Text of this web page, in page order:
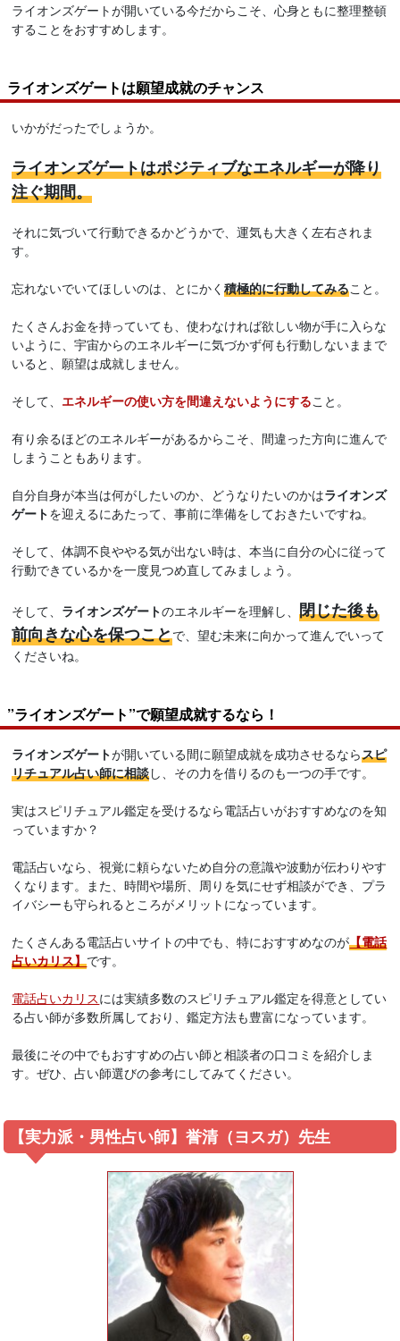
ライオンズゲートが開いている今だからこそ、心身ともに整理整頓
することをおすすめします。
ライオンズゲートは願望成就のチャンス
いかがだったでしょうか。
ライオンズゲートはポジティブなエネルギーが降り
注ぐ期間。
それに気づいて行動できるかどうかで、運気も大きく左右されま
す。
忘れないでいてほしいのは、とにかく積極的に行動してみること。
たくさんお金を持っていても、使わなければ欲しい物が手に入らな
いように、宇宙からのエネルギーに気づかず何も行動しないままで
いると、願望は成就しません。
そして、 エネルギーの使い方を間違えないようにすること。
有り余るほどのエネルギーがあるからこそ、間違った方向に進んで
しまうこともあります。
自分自身が本当は何がしたいのか、どうなりたいのかはライオンズ
ゲートを迎えるにあたって、事前に準備をしておきたいですね。
そして、体調不良ややる気が出ない時は、本当に自分の心に従って
行動できているかを一度見つめ直してみましょう。
そして、 ライオンズゲートのエネルギーを理解し、閉じた後も
前向きな心を保つことで、望む未来に向かって進んでいって
くださいね。
”ライオンズゲート”で願望成就するなら！
ライオンズゲートが開いている間に願望成就を成功させるならスピ
リチュアル占い師に相談し、その力を借りるのも一つの手です。
実はスピリチュアル鑑定を受けるなら電話占いがおすすめなのを知
っていますか？
電話占いなら、視覚に頼らないため自分の意識や波動が伝わりやす
くなります。また、時間や場所、周りを気にせず相談ができ、プラ
イバシーも守られるところがメリットになっています。
たくさんある電話占いサイトの中でも、特におすすめなのが【電話
占いカリス】です。
電話占いカリスには実績多数のスピリチュアル鑑定を得意としてい
る占い師が多数所属しており、鑑定方法も豊富になっています。
最後にその中でもおすすめの占い師と相談者の口コミを紹介しま
す。ぜひ、占い師選びの参考にしてみてください。
【実力派・男性占い師】誉清（ヨスガ）先生